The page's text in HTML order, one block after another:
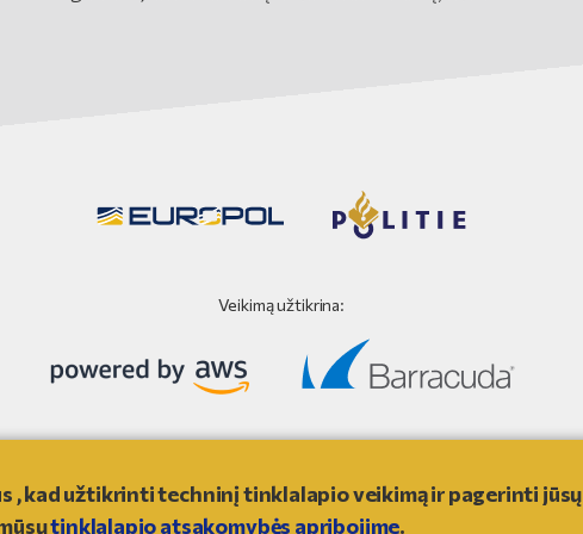
Veikimą užtikrina:
, kad užtikrinti techninį tinklalapio veikimą ir pagerinti jūsų
tinklalapio atsakomybės apribojime.